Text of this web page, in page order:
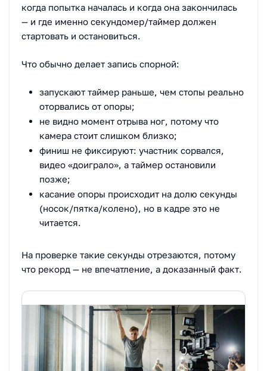
когда попытка началась и когда она закончилась
— и где именно секундомер/таймер должен
стартовать и остановиться.
Что обычно делает запись спорной:
запускают таймер раньше, чем стопы реально
оторвались от опоры;
не видно момент отрыва ног, потому что
камера стоит слишком близко;
финиш не фиксируют: участник сорвался,
видео «доиграло», а таймер остановили
позже;
касание опоры происходит на долю секунды
(носок/пятка/колено), но в кадре это не
читается.
На проверке такие секунды отрезаются, потому
что рекорд — не впечатление, а доказанный факт.